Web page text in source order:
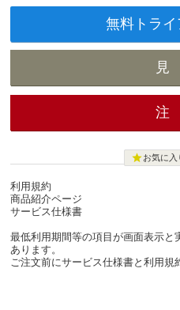
無料トライ
お気に入
利用規約
商品紹介ページ
サービス仕様書
最低利用期間等の項目が画面表示
あります。
ご注文前にサービス仕様書と利用規